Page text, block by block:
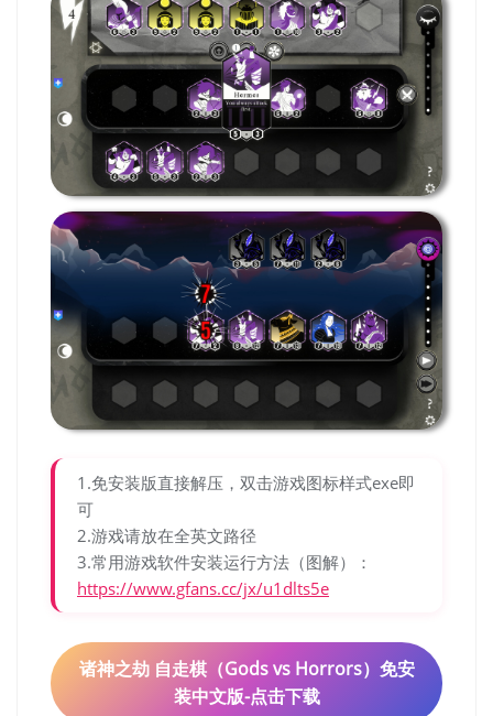
1.免安装版直接解压，双击游戏图标样式exe即
可
2.游戏请放在全英文路径
3.常用游戏软件安装运行方法（图解）：
https://www.gfans.cc/jx/u1dlts5e
诸神之劫 自走棋（Gods vs Horrors）免安
装中文版-点击下载